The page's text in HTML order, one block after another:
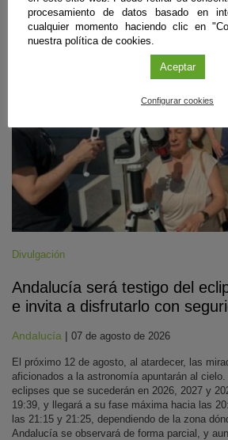
#CienciaDirecta
Divulgación
Andalucía será testigo del
e invita a disfrutarlo con
Andalucía | 07 de agosto de 2026
El próximo 12 de agosto, al atardecer, las
aficionados a la astronomía apuntarán al
eclipses que se sucederán en 2026, 2027 y
19:39, y llegará a su fase máxima hacia las
las 21:15 y 21:25, dependiendo de la zona
Andalucía se observará de forma parcial, y
procesamiento de datos basado en
cualquier momento haciendo clic en
nuestra política de cookies.
Aceptar
Configurar cookies